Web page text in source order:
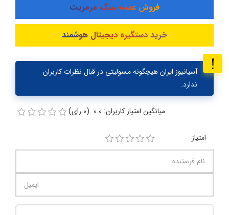
فروش عمده سنگ مرمریت
خرید دستگیره دیجیتال هوشمند
آسیانیوز ایران هیچگونه مسولیتی در قبال نظرات کاربران
ندارد.
میانگین امتیاز کاربران: 0.0 (0 رای)
امتیاز